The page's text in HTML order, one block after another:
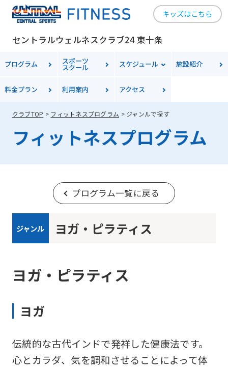
キッズはこちら
セントラルウェルネスクラブ24 東十条
プログラム スポーツ
スクール スケジュール 施設紹介
料金プラン 利用案内 アクセス
クラブTOP フィットネスプログラム ジャンルで探す
フィットネスプログラム
プログラム一覧に戻る
ジャンル ヨガ・ピラティス
ヨガ・ピラティス
ヨガ
伝統的な古代インドで発祥した健康法です。
心とカラダ、気を調和させることによって体